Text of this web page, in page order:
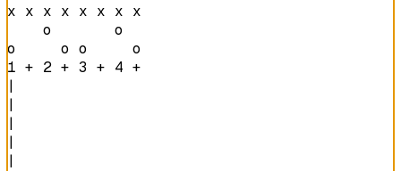
x x x x x x x x
    o       o
o     o o     o
1 + 2 + 3 + 4 +
|
|
|
|
|